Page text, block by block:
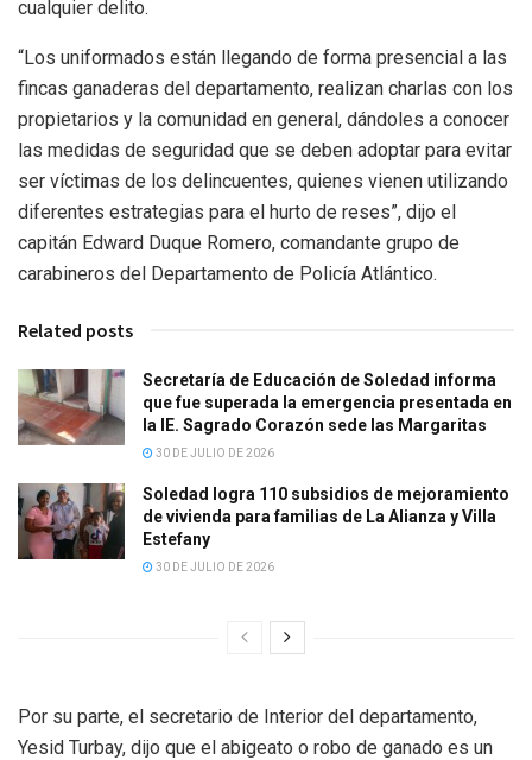
cualquier delito.
“Los uniformados están llegando de forma presencial a las
fincas ganaderas del departamento, realizan charlas con los
propietarios y la comunidad en general, dándoles a conocer
las medidas de seguridad que se deben adoptar para evitar
ser víctimas de los delincuentes, quienes vienen utilizando
diferentes estrategias para el hurto de reses”, dijo el
capitán Edward Duque Romero, comandante grupo de
carabineros del Departamento de Policía Atlántico.
Related posts
Secretaría de Educación de Soledad informa
que fue superada la emergencia presentada en
la IE. Sagrado Corazón sede las Margaritas
30 DE JULIO DE 2026
Soledad logra 110 subsidios de mejoramiento
de vivienda para familias de La Alianza y Villa
Estefany
30 DE JULIO DE 2026
Por su parte, el secretario de Interior del departamento,
Yesid Turbay, dijo que el abigeato o robo de ganado es un